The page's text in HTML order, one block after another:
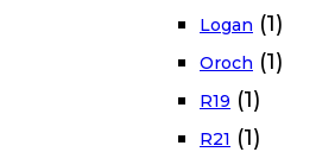
Logan (1)
Oroch (1)
R19 (1)
R21 (1)